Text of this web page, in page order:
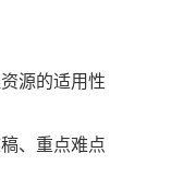
源的适用性
、重点难点